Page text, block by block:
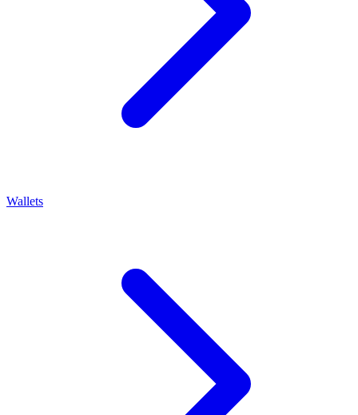
Wallets